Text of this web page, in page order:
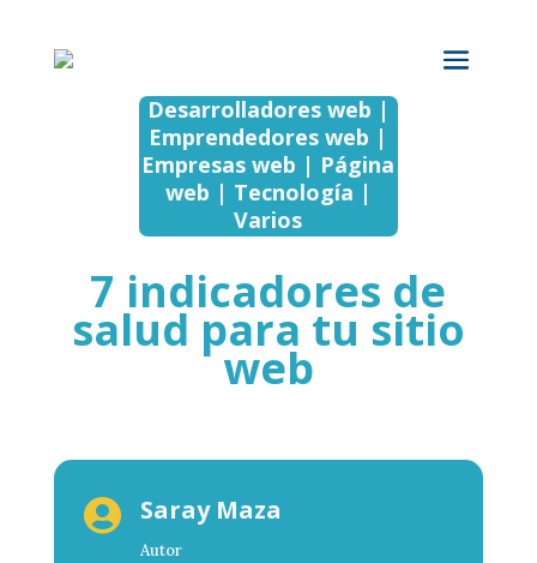
Desarrolladores web |
Emprendedores web |
Empresas web | Página
web | Tecnología |
Varios
7 indicadores de
salud para tu sitio
web
 Saray Maza
Autor